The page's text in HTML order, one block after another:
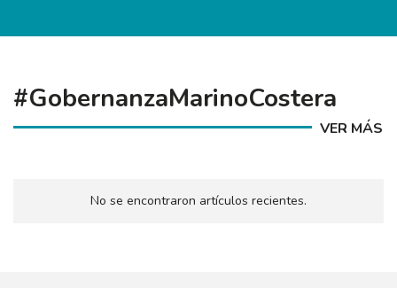
#GobernanzaMarinoCostera
VER MÁS
No se encontraron artículos recientes.